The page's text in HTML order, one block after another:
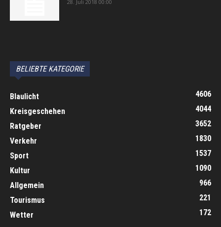
28. Juli 2018 00:00
BELIEBTE KATEGORIE
Blaulicht
4606
Kreisgeschehen
4044
Ratgeber
3652
Verkehr
1830
Sport
1537
Kultur
1090
Allgemein
966
Tourismus
221
Wetter
172